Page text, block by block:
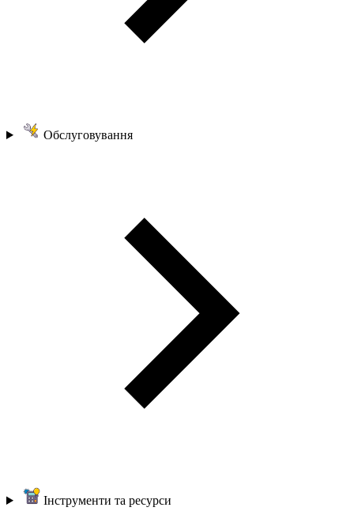
Обслуговування
Інструменти та ресурси